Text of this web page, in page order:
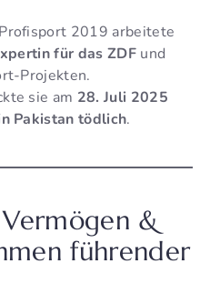
2019 arbeitete
für das ZDFund
Projekten.
sie am 28. Juli 2025
Pakistan tödlich.
Vermögen &
führender